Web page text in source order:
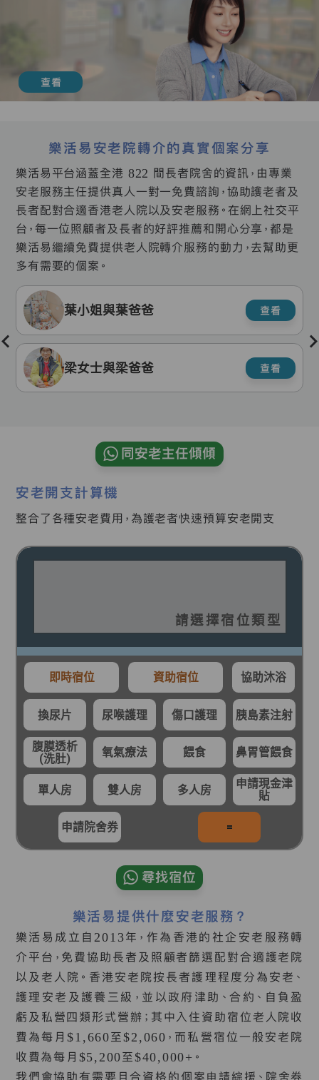
查看
樂活易安老院轉介的真實個案分享
樂活易平台涵蓋全港 822 間長者院舍的資訊，由專業
安老服務主任提供真人一對一免費諮詢，協助護老者及
長者配對合適香港老人院以及安老服務。在網上社交平
台，每一位照顧者及長者的好評推薦和開心分享，都是
樂活易繼續免費提供老人院轉介服務的動力，去幫助更
多有需要的個案。
葉小姐與葉爸爸 查看
梁女士與梁爸爸 查看
同安老主任傾傾
安老開支計算機
整合了各種安老費用，為護老者快速預算安老開支
請選擇宿位類型
即時宿位 資助宿位 協助沐浴
換尿片 尿喉護理 傷口護理 胰島素注射
腹膜透析
(洗肚)
氧氣療法 餵食 鼻胃管餵食
單人房 雙人房 多人房
申請現金津
貼
申請院舍券 =
尋找宿位
樂活易提供什麼安老服務？
樂活易成立自2013年，作為香港的社企安老服務轉
介平台，免費協助長者及照顧者篩選配對合適護老院
以及老人院。香港安老院按長者護理程度分為安老、
護理安老及護養三級，並以政府津助、合約、自負盈
虧及私營四類形式營辦；其中入住資助宿位老人院收
費為每月$1,660至$2,060，而私營宿位一般安老院
收費為每月$5,200至$40,000+。
我們會協助有需要且合資格的個案申請綜援、院舍券